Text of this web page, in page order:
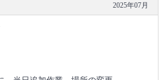
2025年07月